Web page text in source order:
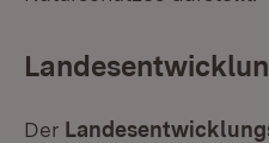
Der